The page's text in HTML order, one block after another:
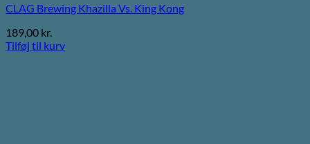
CLAG Brewing Khazilla Vs. King Kong
189,00 kr.
Tilføj til kurv